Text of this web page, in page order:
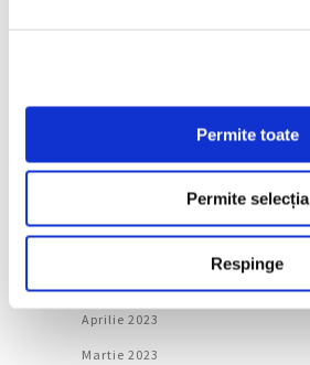
Permite toate
Permite selecția
Respinge
Octombrie 2023
August 2023
Aprilie 2023
Martie 2023